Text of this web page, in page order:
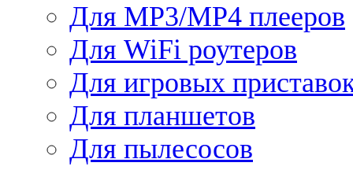
Для MP3/MP4 плееров
Для WiFi роутеров
Для игровых
Для планшетов
Для пылесосов